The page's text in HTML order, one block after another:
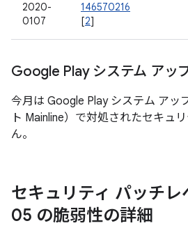
2020-
0107
146570216
[2]
Google Play システム アッ
今月は Google Play システム アッ
ト Mainline）で対処されたセキュ
ん。
セキュリティ パッチ
05 の脆弱性の詳細